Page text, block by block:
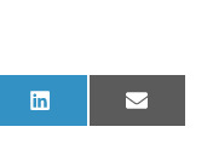
LinkedIn Email